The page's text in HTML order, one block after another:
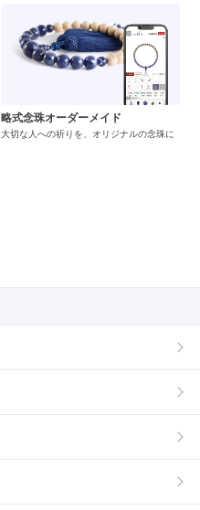
略式念珠オーダーメイド
大切な人への祈りを、オリジナルの念珠に